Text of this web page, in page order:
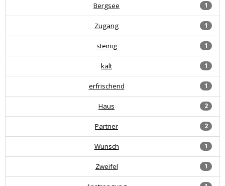
1
Bergsee
1
Zugang
1
steinig
1
kalt
1
erfrischend
2
Haus
2
Partner
1
Wunsch
1
Zweifel